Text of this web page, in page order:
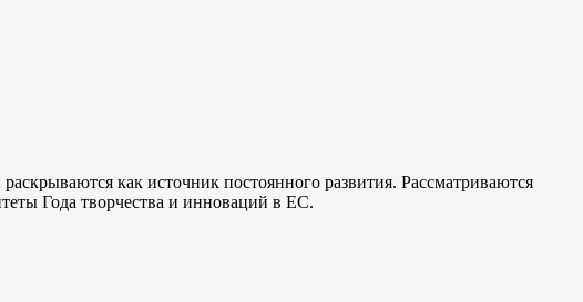
как источник постоянного развития. Рассматриваются
Года творчества и инноваций в ЕС.